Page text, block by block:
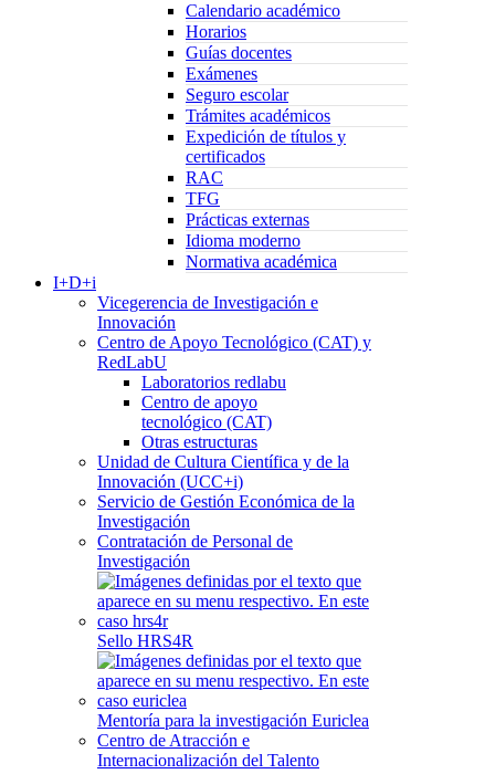
Calendario académico
Horarios
Guías docentes
Exámenes
Seguro escolar
Trámites académicos
Expedición de títulos y
certificados
RAC
TFG
Prácticas externas
Idioma moderno
Normativa académica
I+D+i
Vicegerencia de Investigación e
Innovación
Centro de Apoyo Tecnológico (CAT) y
RedLabU
Laboratorios redlabu
Centro de apoyo
tecnológico (CAT)
Otras estructuras
Unidad de Cultura Científica y de la
Innovación (UCC+i)
Servicio de Gestión Económica de la
Investigación
Contratación de Personal de
Investigación
Sello HRS4R
Mentoría para la investigación Euriclea
Centro de Atracción e
Internacionalización del Talento